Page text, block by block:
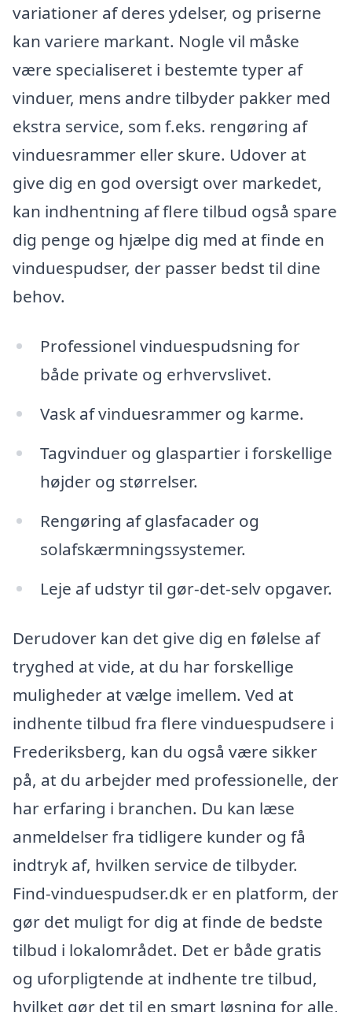
variationer af deres ydelser, og priserne
kan variere markant. Nogle vil måske
være specialiseret i bestemte typer af
vinduer, mens andre tilbyder pakker med
ekstra service, som f.eks. rengøring af
vinduesrammer eller skure. Udover at
give dig en god oversigt over markedet,
kan indhentning af flere tilbud også spare
dig penge og hjælpe dig med at finde en
vinduespudser, der passer bedst til dine
behov.
Professionel vinduespudsning for
både private og erhvervslivet.
Vask af vinduesrammer og karme.
Tagvinduer og glaspartier i forskellige
højder og størrelser.
Rengøring af glasfacader og
solafskærmningssystemer.
Leje af udstyr til gør-det-selv opgaver.
Derudover kan det give dig en følelse af
tryghed at vide, at du har forskellige
muligheder at vælge imellem. Ved at
indhente tilbud fra flere vinduespudsere i
Frederiksberg, kan du også være sikker
på, at du arbejder med professionelle, der
har erfaring i branchen. Du kan læse
anmeldelser fra tidligere kunder og få
indtryk af, hvilken service de tilbyder.
Find-vinduespudser.dk er en platform, der
gør det muligt for dig at finde de bedste
tilbud i lokalområdet. Det er både gratis
og uforpligtende at indhente tre tilbud,
hvilket gør det til en smart løsning for alle,